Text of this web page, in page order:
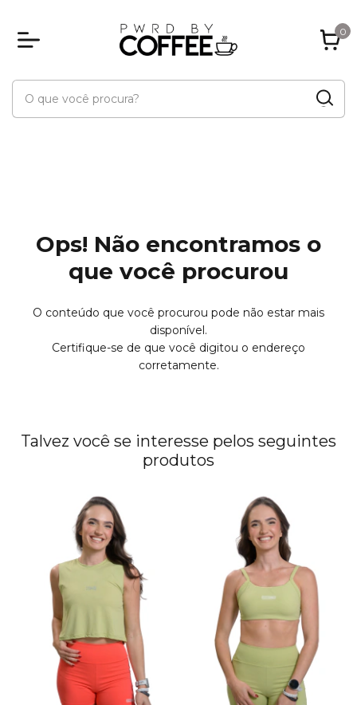
0
Ops! Não encontramos o
que você procurou
O conteúdo que você procurou pode não estar mais
disponível.
Certifique-se de que você digitou o endereço
corretamente.
Talvez você se interesse pelos seguintes
produtos